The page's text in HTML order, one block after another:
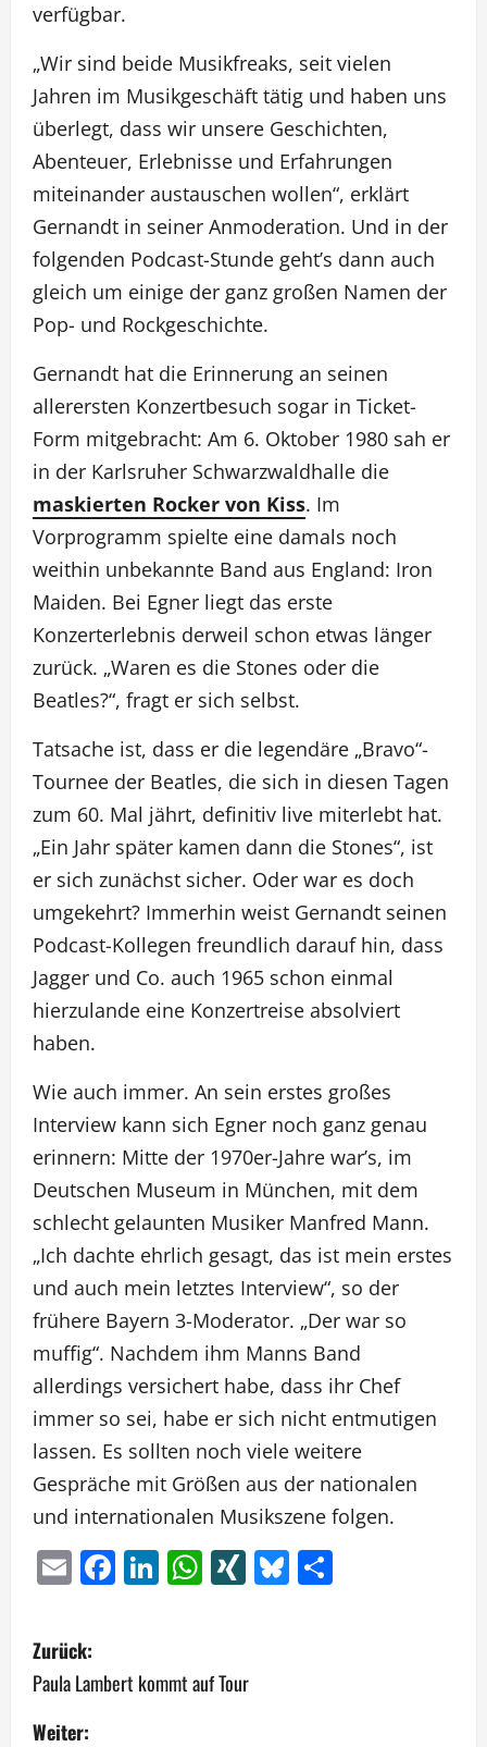
verfügbar.
„Wir sind beide Musikfreaks, seit vielen
Jahren im Musikgeschäft tätig und haben uns
überlegt, dass wir unsere Geschichten,
Abenteuer, Erlebnisse und Erfahrungen
miteinander austauschen wollen“, erklärt
Gernandt in seiner Anmoderation. Und in der
folgenden Podcast-Stunde geht’s dann auch
gleich um einige der ganz großen Namen der
Pop- und Rockgeschichte.
Gernandt hat die Erinnerung an seinen
allerersten Konzertbesuch sogar in Ticket-
Form mitgebracht: Am 6. Oktober 1980 sah er
in der Karlsruher Schwarzwaldhalle die
maskierten Rocker von Kiss. Im
Vorprogramm spielte eine damals noch
weithin unbekannte Band aus England: Iron
Maiden. Bei Egner liegt das erste
Konzerterlebnis derweil schon etwas länger
zurück. „Waren es die Stones oder die
Beatles?“, fragt er sich selbst.
Tatsache ist, dass er die legendäre „Bravo“-
Tournee der Beatles, die sich in diesen Tagen
zum 60. Mal jährt, definitiv live miterlebt hat.
„Ein Jahr später kamen dann die Stones“, ist
er sich zunächst sicher. Oder war es doch
umgekehrt? Immerhin weist Gernandt seinen
Podcast-Kollegen freundlich darauf hin, dass
Jagger und Co. auch 1965 schon einmal
hierzulande eine Konzertreise absolviert
haben.
Wie auch immer. An sein erstes großes
Interview kann sich Egner noch ganz genau
erinnern: Mitte der 1970er-Jahre war’s, im
Deutschen Museum in München, mit dem
schlecht gelaunten Musiker Manfred Mann.
„Ich dachte ehrlich gesagt, das ist mein erstes
und auch mein letztes Interview“, so der
frühere Bayern 3-Moderator. „Der war so
muffig“. Nachdem ihm Manns Band
allerdings versichert habe, dass ihr Chef
immer so sei, habe er sich nicht entmutigen
lassen. Es sollten noch viele weitere
Gespräche mit Größen aus der nationalen
und internationalen Musikszene folgen.
EmailFacebook
LinkedIn
WhatsApp
XINGBluesky
B
e
i
Zurück:
Paula Lambert kommt auf Tour
Weiter: